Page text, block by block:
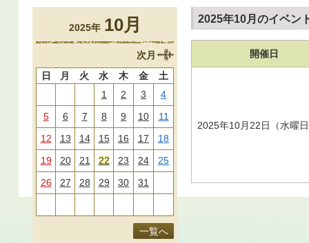
2025年 10月
次月
日
月 火 水 木 金
土
1
2 3
4
5
6 7 8 9 10
11
12
13 14 15 16 17
18
19
20 21 22 23 24
25
26
27 28 29 30 31
一覧へ
2025年10月のイベン
開催日
2025年10月22日（水曜